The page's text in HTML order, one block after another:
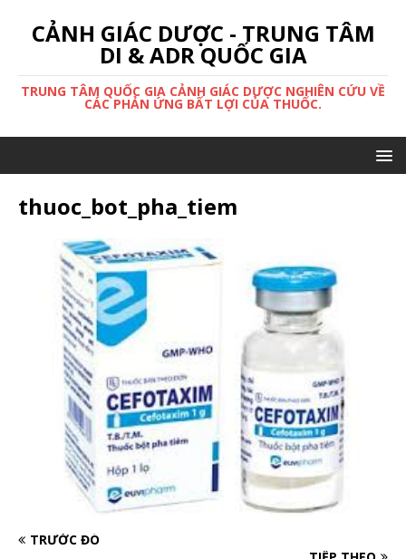
CẢNH GIÁC DƯỢC - TRUNG TÂM
DI & ADR QUỐC GIA
TRUNG TÂM QUỐC GIA CẢNH GIÁC DƯỢC NGHIÊN CỨU VỀ
CÁC PHẢN ỨNG BẤT LỢI CỦA THUỐC.
thuoc_bot_pha_tiem
TRƯỚC ĐÓ